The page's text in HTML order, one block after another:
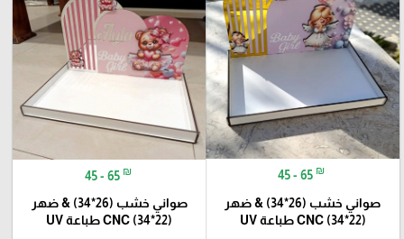
45 - 65 ₪
صواني خشب (26*34) & ضهر
(22*34) CNC طباعة UV
45 - 65 ₪
صواني خشب (26*34) & ضهر
(22*34) CNC طباعة UV